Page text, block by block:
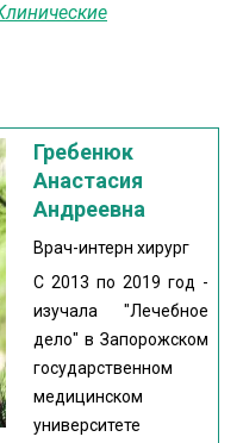
Гребенюк
Анастасия
Андреевна
Врач-интерн хирург
С 2013 по 2019 год -
изучала "Лечебное
дело" в Запорожском
государственном
медицинском
университете